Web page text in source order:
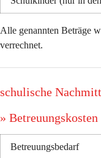
Alle genannten Beträge
verrechnet.
schulische
» Betreuungskosten
Betreuungsbedarf